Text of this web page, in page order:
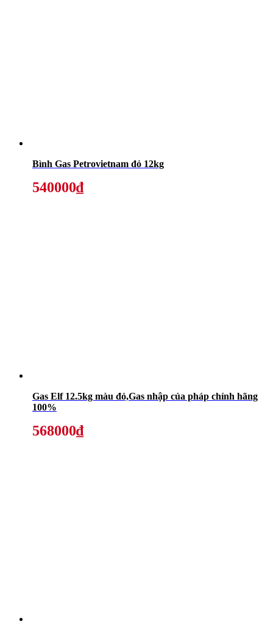
Bình Gas Petrovietnam đỏ 12kg
540000₫
Gas Elf 12.5kg màu đỏ,Gas nhập của pháp chính hãng
100%
568000₫